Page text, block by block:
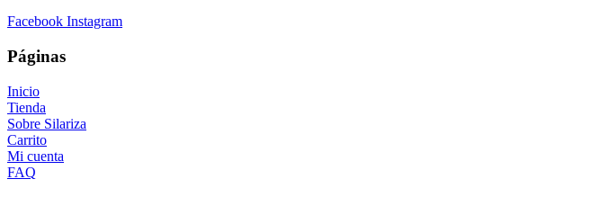
Facebook Instagram
Páginas
Inicio
Tienda
Sobre Silariza
Carrito
Mi cuenta
FAQ